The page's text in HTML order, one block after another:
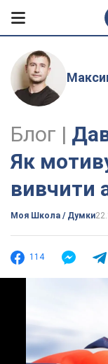
Блог |
Як
вивчити
Моя Школа / Думки
114